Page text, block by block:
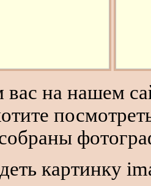
вас на нашем
картинку